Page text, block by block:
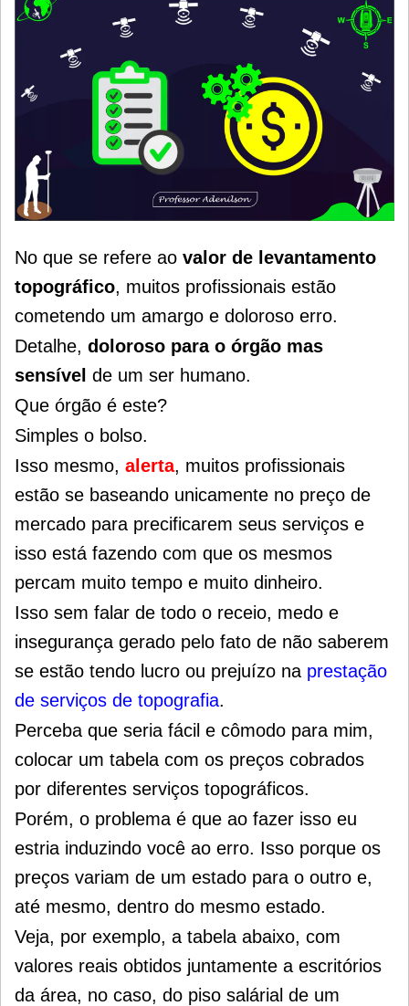
No que se refere ao valor de levantamento
topográfico, muitos profissionais estão
cometendo um amargo e doloroso erro.
Detalhe, doloroso para o órgão mas
sensível de um ser humano.
Que órgão é este?
Simples o bolso.
Isso mesmo, alerta, muitos profissionais
estão se baseando unicamente no preço de
mercado para precificarem seus serviços e
isso está fazendo com que os mesmos
percam muito tempo e muito dinheiro.
Isso sem falar de todo o receio, medo e
insegurança gerado pelo fato de não saberem
se estão tendo lucro ou prejuízo na prestação
de serviços de topografia.
Perceba que seria fácil e cômodo para mim,
colocar um tabela com os preços cobrados
por diferentes serviços topográficos.
Porém, o problema é que ao fazer isso eu
estria induzindo você ao erro. Isso porque os
preços variam de um estado para o outro e,
até mesmo, dentro do mesmo estado.
Veja, por exemplo, a tabela abaixo, com
valores reais obtidos juntamente a escritórios
da área, no caso, do piso salárial de um